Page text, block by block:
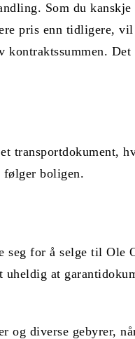
Som du
pris enn tidligere,
kontraktssummen.
transportdokument,
følger boligen.
for å selge til Ole
at
og diverse gebyrer,